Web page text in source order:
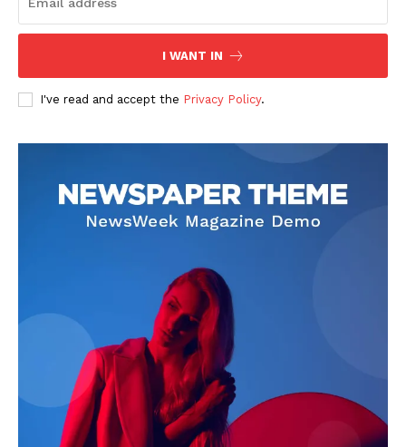
I WANT IN
I've read and accept the Privacy Policy.